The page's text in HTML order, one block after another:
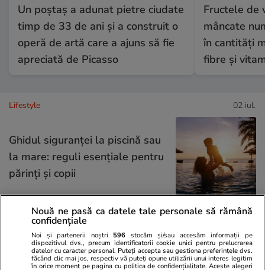
Un poștaș a adunat pietre ciudate
timp de 33 de ani și a construit o
operă de artă care a ajuns să fie
apreciată de Picasso
Fructele de
mâncate
în cantități
fibre și
Lifestyle 02 iul.
Ghidul siguranței la piscină sau
la mare: reguli esențiale pentru
părinți și copii
Tehnologie
Nouă ne pasă ca datele tale personale să rămână
confidențiale
Noi și partenerii noștri 596 stocăm și/sau accesăm informații pe
dispozitivul dvs., precum identificatorii cookie unici pentru prelucrarea
datelor cu caracter personal. Puteți accepta sau gestiona preferințele dvs.
făcând clic mai jos, respectiv vă puteți opune utilizării unui interes legitim
în orice moment pe pagina cu politica de confidențialitate. Aceste alegeri